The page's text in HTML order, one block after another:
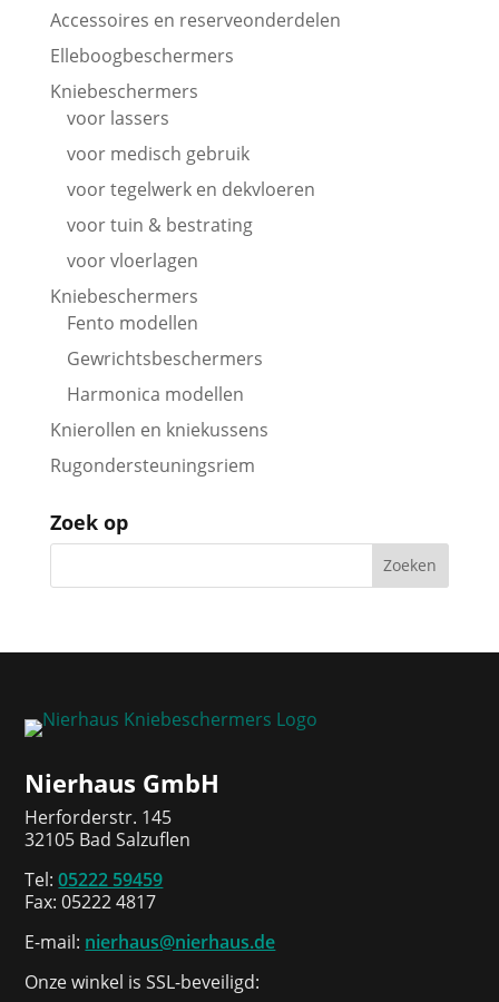
Accessoires en reserveonderdelen
Elleboogbeschermers
Kniebeschermers
voor lassers
voor medisch gebruik
voor tegelwerk en dekvloeren
voor tuin & bestrating
voor vloerlagen
Kniebeschermers
Fento modellen
Gewrichtsbeschermers
Harmonica modellen
Knierollen en kniekussens
Rugondersteuningsriem
Zoek op
Nierhaus GmbH
Herforderstr. 145
32105 Bad Salzuflen
Tel:05222 59459
Fax: 05222 4817
E-mail: nierhaus@nierhaus.de
Onze winkel is SSL-beveiligd: